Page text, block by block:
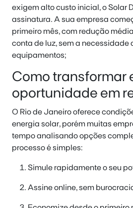
exigem alto custo inicial, o Solar
assinatura. A sua empresa
primeiro mês, com redução
conta de luz, sem a necessidade
equipamentos;
Como transformar
oportunidade em
O Rio de Janeiro oferece
energia solar, porém muitas
tempo analisando opções
processo é simples:
Simule rapidamente o seu
Assine online, sem